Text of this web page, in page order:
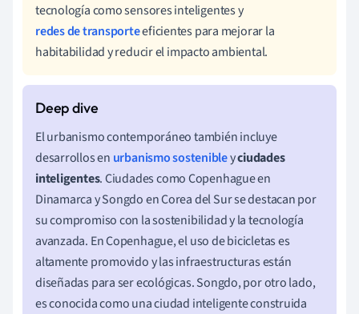
tecnología como sensores inteligentes y
redes de transporteeficientes para mejorar la
habitabilidad y reducir el impacto ambiental.
El urbanismo contemporáneo también incluye
desarrollos en urbanismo sostenibleyciudades
inteligentes. Ciudades como Copenhague en
Dinamarca y Songdo en Corea del Sur se destacan por
su compromiso con la sostenibilidad y la tecnología
avanzada. En Copenhague, el uso de bicicletas es
altamente promovido y las infraestructuras están
diseñadas para ser ecológicas. Songdo, por otro lado,
es conocida como una ciudad inteligente construida